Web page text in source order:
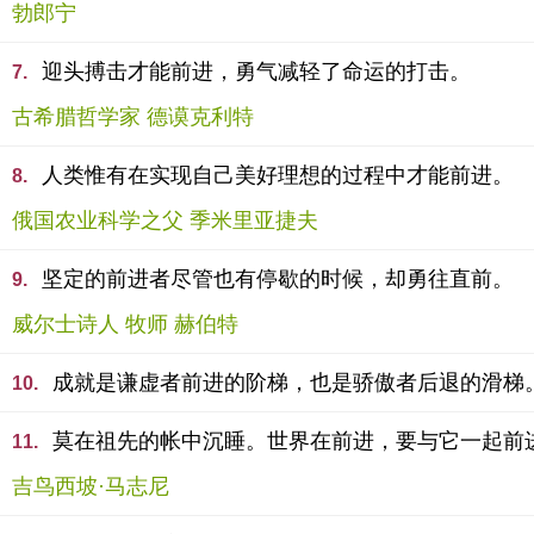
勃郎宁
7.
迎头搏击才能前进，勇气减轻了命运的打击。
古希腊哲学家 德谟克利特
8.
人类惟有在实现自己美好理想的过程中才能前进。
俄国农业科学之父 季米里亚捷夫
9.
坚定的前进者尽管也有停歇的时候，却勇往直前。
威尔士诗人 牧师 赫伯特
10. 成就是谦虚者前进的阶梯，也是骄傲者后退的滑梯
11.
莫在祖先的帐中沉睡。世界在前进，要与它一起前
吉鸟西坡·马志尼